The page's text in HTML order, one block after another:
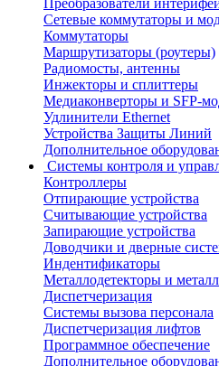
Преобразователи
Сетевые коммутаторы и
Коммутаторы
Маршрутизаторы (роутеры)
Радиомосты, антенны
Инжекторы и сплиттеры
Медиаконверторы и SFP-
Удлинители Ethernet
Устройства Защиты Линий
Дополнительное
Системы контроля и
Контроллеры
Отпирающие устройства
Считывающие устройства
Запирающие устройства
Доводчики и дверные
Индентификаторы
Металлодетекторы и
Диспетчеризация
Системы вызова персонала
Диспетчеризация лифтов
Программное обеспечение
Дополнительное